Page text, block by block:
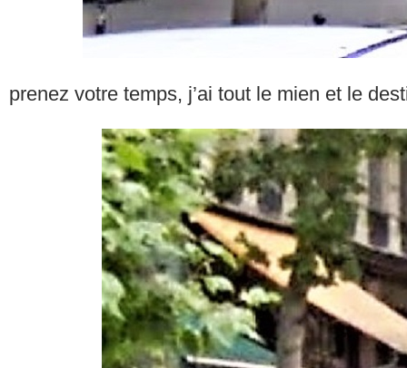
prenez votre temps, j’ai tout le mien et le